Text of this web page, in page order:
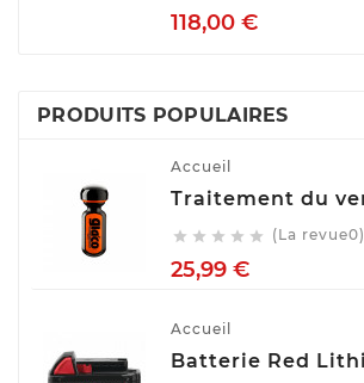
118,00 €Prix
PRODUITS POPULAIRES
Accueil
     (La revue0)
25,99 €Prix
Accueil